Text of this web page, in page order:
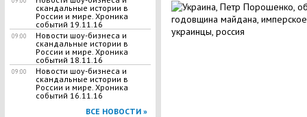
скандальные истории в
России и мире. Хроника
событий 19.11.16
09:00
Новости шоу-бизнеса и
скандальные истории в
России и мире. Хроника
событий 18.11.16
09:00
Новости шоу-бизнеса и
скандальные истории в
России и мире. Хроника
событий 16.11.16
ВСЕ НОВОСТИ »